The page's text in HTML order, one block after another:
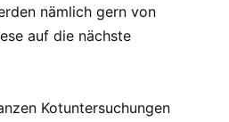
nämlich gern von
auf die nächste
Kotuntersuchungen